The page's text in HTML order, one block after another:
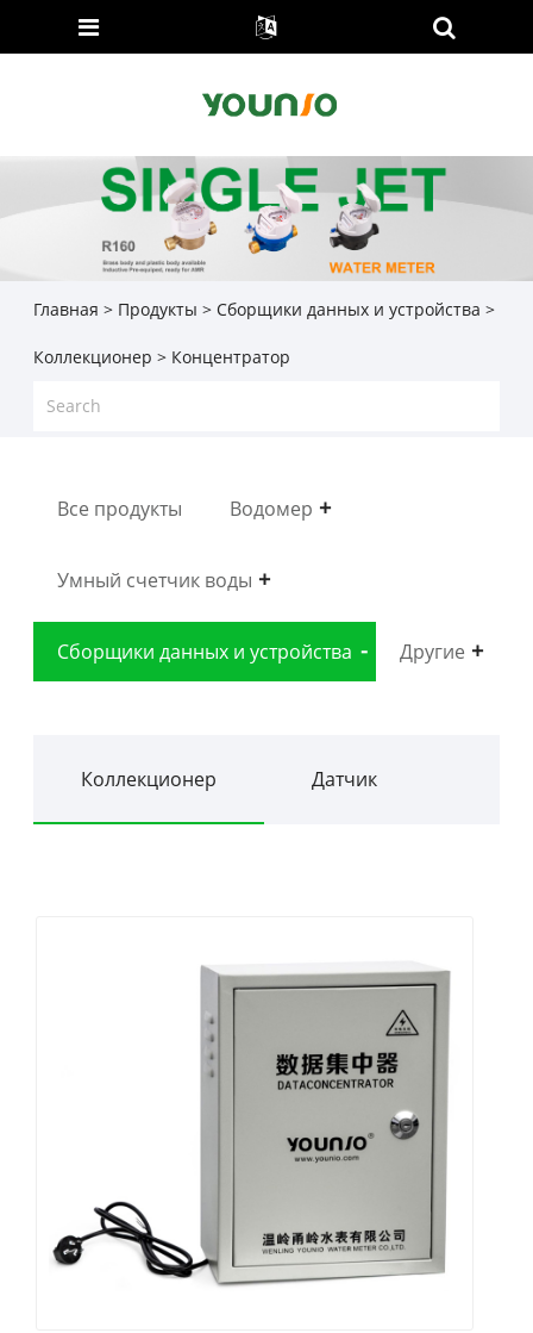
Главная > Продукты > Сборщики данных и устройства >
Коллекционер > Концентратор
Все продукты Водомер
Умный счетчик воды
Сборщики данных и устройства Другие
Коллекционер Датчик